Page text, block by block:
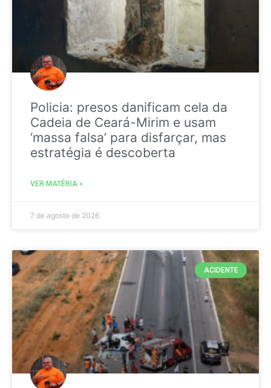
Policia: presos danificam cela da
Cadeia de Ceará-Mirim e usam
‘massa falsa’ para disfarçar, mas
estratégia é descoberta
VER MATÉRIA »
7 de agosto de 2026
ACIDENTE